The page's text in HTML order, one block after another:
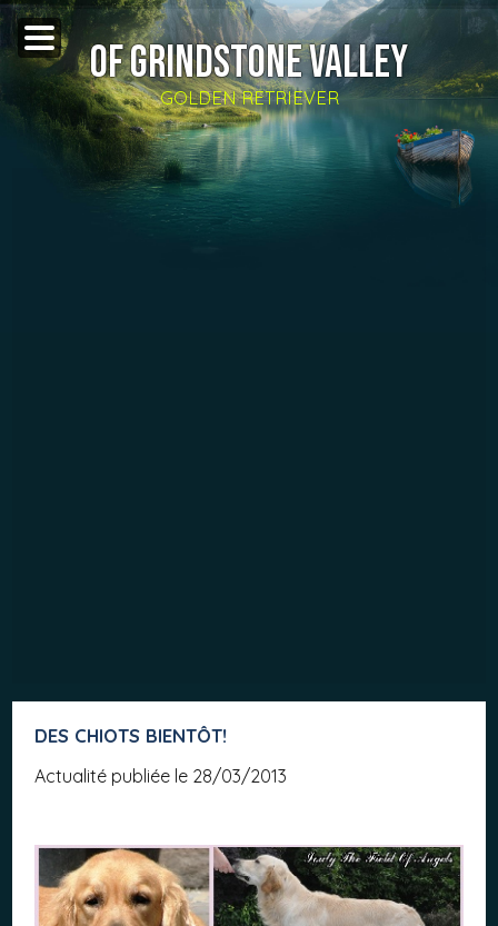
OF GRINDSTONE VALLEY
GOLDEN RETRIEVER
DES CHIOTS BIENTÔT!
Actualité publiée le 28/03/2013